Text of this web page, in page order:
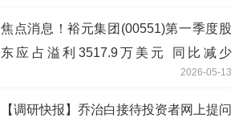
焦点消息！裕元集团(00551)第一季度股
东应占溢利3517.9万美元 同比减少
2026-05-13
【调研快报】乔治白接待投资者网上提问